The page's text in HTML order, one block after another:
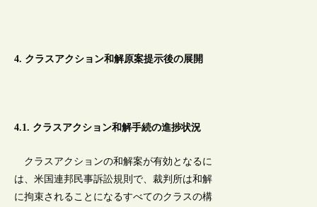
4. クラスアクション和解原案提示後の展開
4.1. クラスアクション和解手続の進捗状況
クラスアクションの和解案が有効となるに
は、米国連邦民事訴訟規則で、裁判所は和解
に拘束されることになるすべてのクラスの構